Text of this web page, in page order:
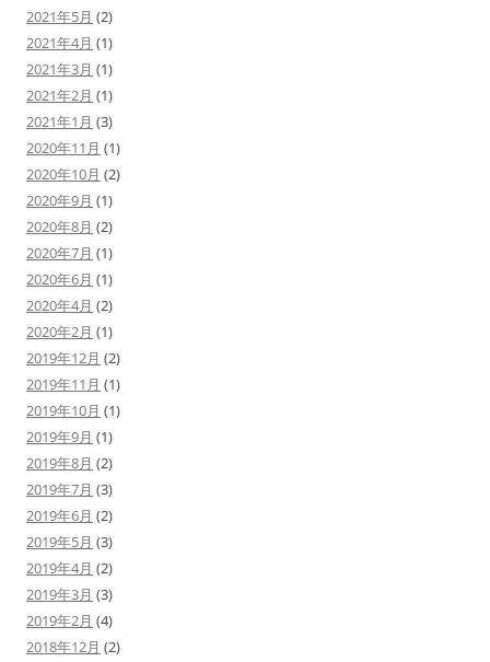
2021年5月 (2)
2021年4月 (1)
2021年3月 (1)
2021年2月 (1)
2021年1月 (3)
2020年11月 (1)
2020年10月 (2)
2020年9月 (1)
2020年8月 (2)
2020年7月 (1)
2020年6月 (1)
2020年4月 (2)
2020年2月 (1)
2019年12月 (2)
2019年11月 (1)
2019年10月 (1)
2019年9月 (1)
2019年8月 (2)
2019年7月 (3)
2019年6月 (2)
2019年5月 (3)
2019年4月 (2)
2019年3月 (3)
2019年2月 (4)
2018年12月 (2)